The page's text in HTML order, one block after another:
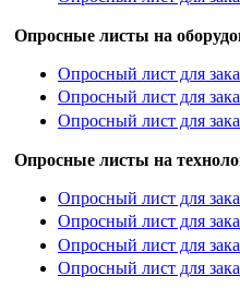
Опросные листы на
Опросный лист для
Опросный лист для
Опросный лист для
Опросные листы на
Опросный лист для
Опросный лист для
Опросный лист для
Опросный лист для